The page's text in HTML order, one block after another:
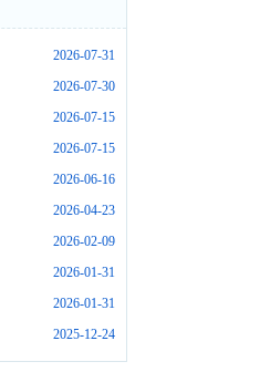
2026-07-31
2026-07-30
2026-07-15
2026-07-15
2026-06-16
2026-04-23
2026-02-09
2026-01-31
2026-01-31
2025-12-24